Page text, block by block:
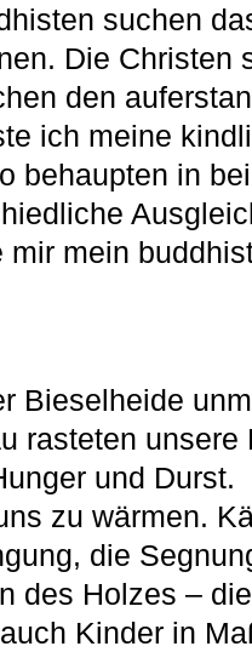
suchen
Die Christen
den
ich meine
behaupten in
mir mein
Bieselheide
rasteten
und
zu wärmen.
die
des Holzes –
Kinder in